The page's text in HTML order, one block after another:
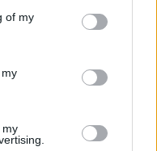
of my
my